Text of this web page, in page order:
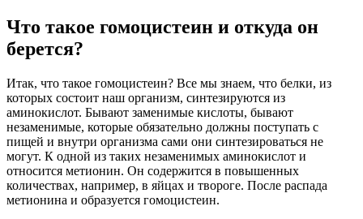
Что такое гомоцистеин и откуда он
берется?
Итак, что такое гомоцистеин? Все мы знаем, что белки, из
которых состоит наш организм, синтезируются из
аминокислот. Бывают заменимые кислоты, бывают
незаменимые, которые обязательно должны поступать с
пищей и внутри организма сами они синтезироваться не
могут. К одной из таких незаменимых аминокислот и
относится метионин. Он содержится в повышенных
количествах, например, в яйцах и твороге. После распада
метионина и образуется гомоцистеин.